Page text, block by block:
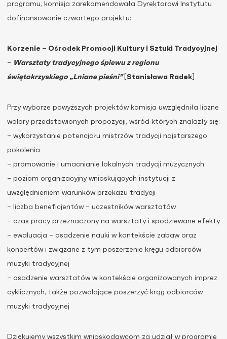
programu, komisja zarekomendowała Dyrektorowi Instytutu
dofinansowanie czwartego projektu:
Korzenie – Ośrodek Promocji Kultury i Sztuki Tradycyjnej
–
Warsztaty tradycyjnego śpiewu z regionu
świętokrzyskiego „Lniane pieśni” Stanisława Radek
Przy wyborze powyższych projektów komisja uwzględniła liczne
walory przedstawionych propozycji, wśród których znalazły się:
– wykorzystanie potencjału mistrzów tradycji najstarszego
pokolenia
– promowanie i umacnianie lokalnych tradycji muzycznych
– poziom organizacyjny wnioskujących instytucji z
uwzględnieniem warunków przekazu tradycji
– liczba beneficjentów – uczestników warsztatów
– czas pracy przeznaczony na warsztaty i spodziewane efekty
– ewaluacja – osadzenie nauki w kontekście zabaw oraz
koncertów i związane z tym poszerzenie kręgu odbiorców
muzyki tradycyjnej
– osadzenie warsztatów w kontekście organizowanych imprez
cyklicznych, także pozwalające poszerzyć krąg odbiorców
muzyki tradycyjnej
Dziękujemy wszystkim wnioskodawcom za udział w programie